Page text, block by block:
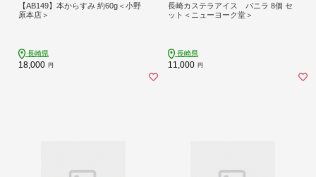
【AB149】本からすみ 約60g＜小野
原本店＞
長崎県
18,000 円
長崎カステラアイス バニラ 8個 セ
ット＜ニューヨーク堂＞
長崎県
11,000 円